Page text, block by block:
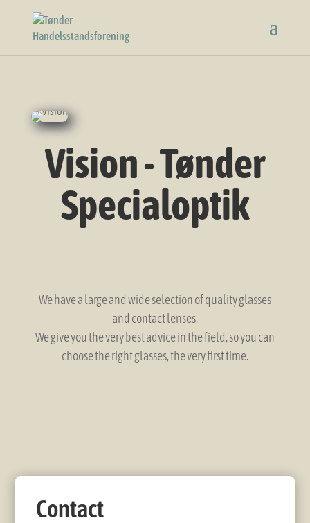
Vision - Tønder
Specialoptik
We have a large and wide selection of quality glasses
and contact lenses.
We give you the very best advice in the field, so you can
choose the right glasses, the very first time.
Contact